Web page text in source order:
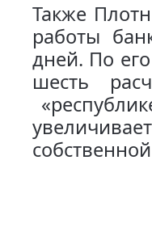
Также
работы
дней. По
шесть